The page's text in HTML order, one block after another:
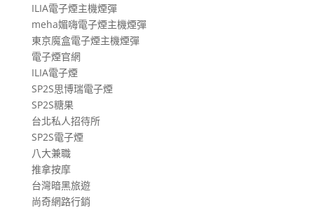
ILIA電子煙主機煙彈
meha媚嗨電子煙主機煙彈
東京魔盒電子煙主機煙彈
電子煙官網
ILIA電子煙
SP2S思博瑞電子煙
SP2S糖果
台北私人招待所
SP2S電子煙
八大兼職
推拿按摩
台灣暗黑旅遊
尚奇網路行銷